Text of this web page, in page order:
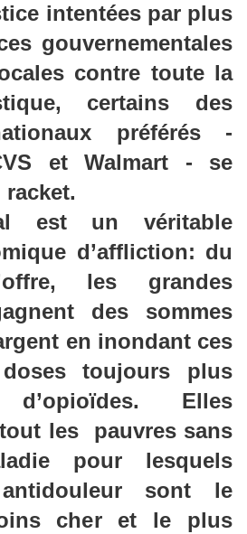
intentées par plus
gouvernementales
contre toute la
certains des
préférés -
et Walmart - se
est un véritable
d’affliction: du
les grandes
des sommes
en inondant ces
toujours plus
d’opioïdes. Elles
les pauvressans
pour lesquels
sont le
cher et le plus